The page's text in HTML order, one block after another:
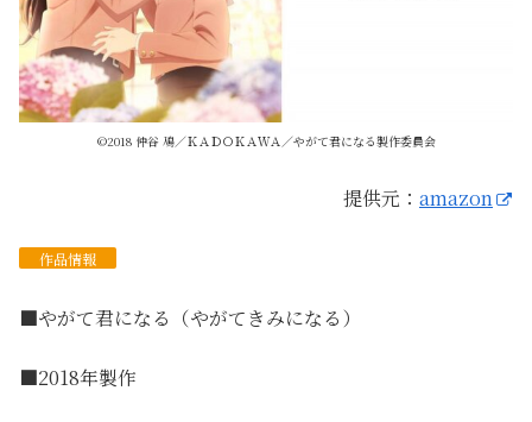
©2018 仲谷 鳰／ＫＡＤＯＫＡＷＡ／やがて君になる製作委員会
提供元： amazon
作品情報
■やがて君になる（やがてきみになる）
■2018年製作